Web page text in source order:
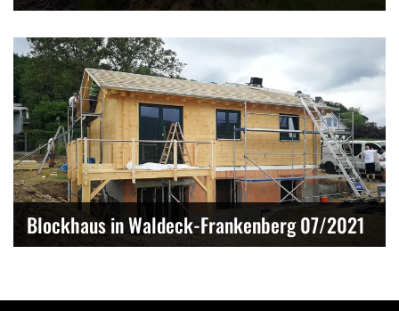
Blockhaus in Waldeck-Frankenberg 07/2021